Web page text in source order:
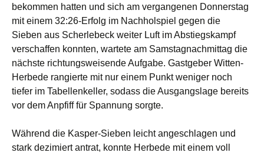
bekommen hatten und sich am vergangenen Donnerstag
mit einem 32:26-Erfolg im Nachholspiel gegen die
Sieben aus Scherlebeck weiter Luft im Abstiegskampf
verschaffen konnten, wartete am Samstagnachmittag die
nächste richtungsweisende Aufgabe. Gastgeber Witten-
Herbede rangierte mit nur einem Punkt weniger noch
tiefer im Tabellenkeller, sodass die Ausgangslage bereits
vor dem Anpfiff für Spannung sorgte.
Während die Kasper-Sieben leicht angeschlagen und
stark dezimiert antrat, konnte Herbede mit einem voll